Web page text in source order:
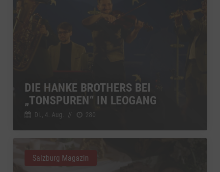
DIE HANKE BROTHERS BEI
„TONSPUREN“ IN LEOGANG
Di., 4. Aug. // 280
Salzburg Magazin